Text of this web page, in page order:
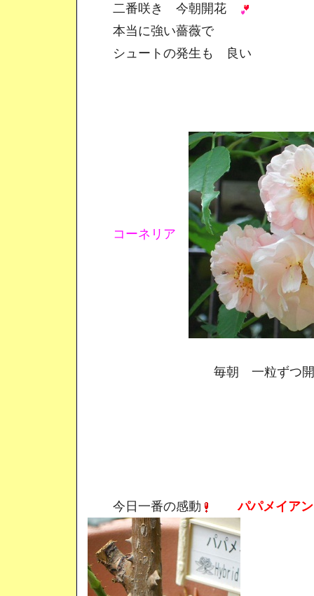
二番咲き 今朝開花
本当に強い薔薇で
シュートの発生も 良い
コーネリア
毎朝 一粒ずつ開
今日一番の感動 パパメイアン